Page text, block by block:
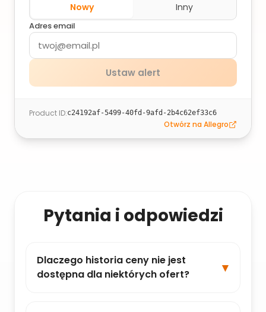
Nowy Inny
Adres email
Ustaw alert
Product ID:c24192af-5499-40fd-9afd-2b4c62ef33c6
Otwórz na Allegro
Pytania i odpowiedzi
Dlaczego historia ceny nie jest
dostępna dla niektórych ofert?